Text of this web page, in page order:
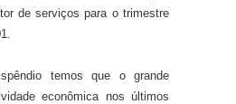
de serviços para o trimestre
temos que o grande
econômica nos últimos